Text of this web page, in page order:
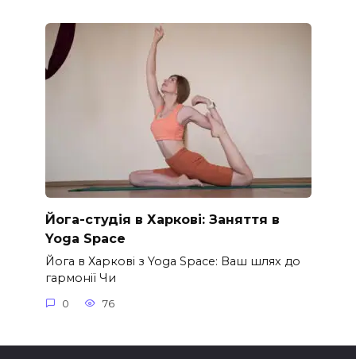
Йога-студія в Харкові: Заняття в
Yoga Space
Йога в Харкові з Yoga Space: Ваш шлях до
гармонії Чи
0 76